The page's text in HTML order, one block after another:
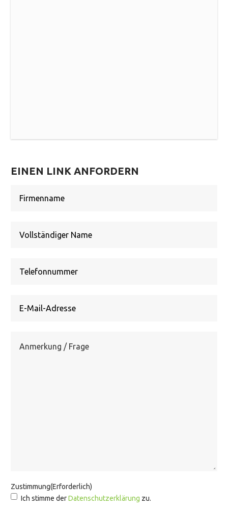
EINEN LINK ANFORDERN
Zustimmung(Erforderlich)
Ich stimme derDatenschutzerklärung zu.